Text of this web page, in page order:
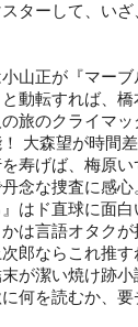
ターして、い
山正が『マー
動転すれば、
旅のクライマ
大森望が時間
寿げば、梅原
丹念な捜査に感
はド直球に面
は言語オタク
郎ならこれ推
が潔い焼け跡
何を読むか、要